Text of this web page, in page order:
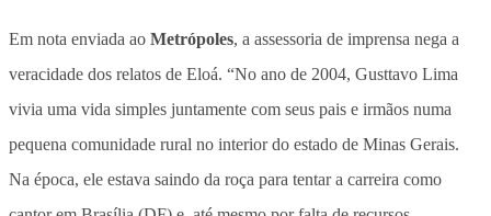
Em nota enviada ao Metrópoles, a assessoria de imprensa nega a
veracidade dos relatos de Eloá. “No ano de 2004, Gusttavo Lima
vivia uma vida simples juntamente com seus pais e irmãos numa
pequena comunidade rural no interior do estado de Minas Gerais.
Na época, ele estava saindo da roça para tentar a carreira como